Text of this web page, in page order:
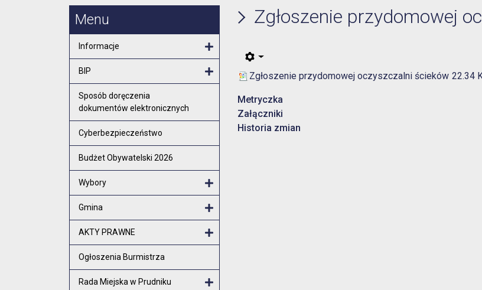
Menu
Informacje
BIP
Sposób doręczenia
dokumentów elektronicznych
Cyberbezpieczeństwo
Budżet Obywatelski 2026
Wybory
Gmina
AKTY PRAWNE
Ogłoszenia Burmistrza
Rada Miejska w Prudniku
Zgłoszenie przydomowej
Zgłoszenie przydomowej oczyszczalni ścieków 22.34
Metryczka
Załączniki
Historia zmian